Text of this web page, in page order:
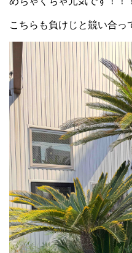
こちらも負けじと競い合っ